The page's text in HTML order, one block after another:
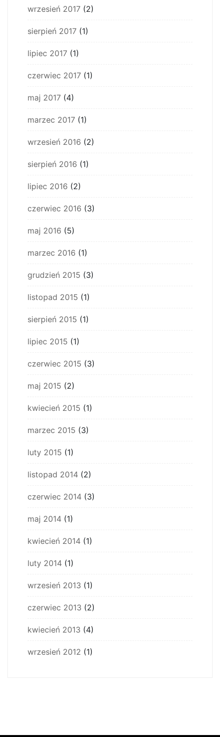
wrzesień 2017 (2)
sierpień 2017 (1)
lipiec 2017 (1)
czerwiec 2017 (1)
maj 2017 (4)
marzec 2017 (1)
wrzesień 2016 (2)
sierpień 2016 (1)
lipiec 2016 (2)
czerwiec 2016 (3)
maj 2016 (5)
marzec 2016 (1)
grudzień 2015 (3)
listopad 2015 (1)
sierpień 2015 (1)
lipiec 2015 (1)
czerwiec 2015 (3)
maj 2015 (2)
kwiecień 2015 (1)
marzec 2015 (3)
luty 2015 (1)
listopad 2014 (2)
czerwiec 2014 (3)
maj 2014 (1)
kwiecień 2014 (1)
luty 2014 (1)
wrzesień 2013 (1)
czerwiec 2013 (2)
kwiecień 2013 (4)
wrzesień 2012 (1)